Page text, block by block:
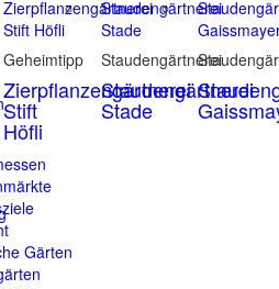
Geheimtipp
Zierpflanzengärtnerei
Stift
Höfli
Staudengärtnerei
Staudengärtnerei
Stade
Gärten